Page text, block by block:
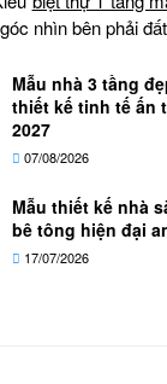
nhìn bên phải
Mẫu nhà 3 tầng
thiết kế tinh tế ấn
2027
07/08/2026
Mẫu thiết kế nhà
bê tông hiện đại
17/07/2026